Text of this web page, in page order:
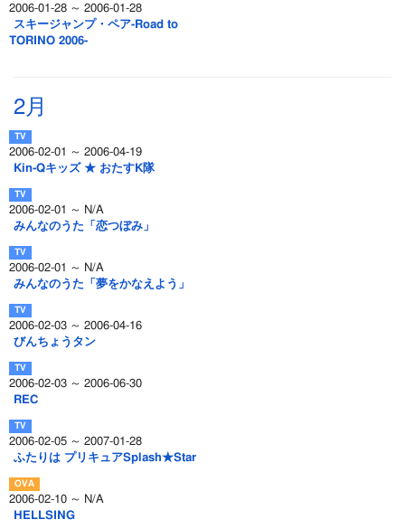
2006-01-28 ～ 2006-01-28
スキージャンプ・ペア-Road to
TORINO 2006-
2月
2006-02-01 ～ 2006-04-19
Kin-Qキッズ ★ おたすK隊
2006-02-01 ～ N/A
みんなのうた「恋つぼみ」
2006-02-01 ～ N/A
みんなのうた「夢をかなえよう」
2006-02-03 ～ 2006-04-16
びんちょうタン
2006-02-03 ～ 2006-06-30
REC
2006-02-05 ～ 2007-01-28
ふたりは プリキュアSplash★Star
2006-02-10 ～ N/A
HELLSING